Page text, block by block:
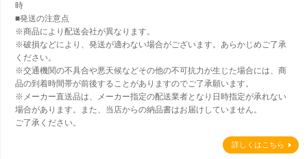
時
■発送の注意点
※商品により配送会社が異なります。
※破損などにより、発送が適わない場合がございます。あらかじめご了承
ください。
※交通機関の不具合や悪天候などその他の不可抗力が生じた場合には、商
品の到着時間帯が前後することがありますのでご了承願います。
※メーカー直送品は、メーカー指定の配送業者となり日時指定が承れない
場合があります。また、当店からの納品書はお届けしていません。
ご了承ください。
詳しくはこちら